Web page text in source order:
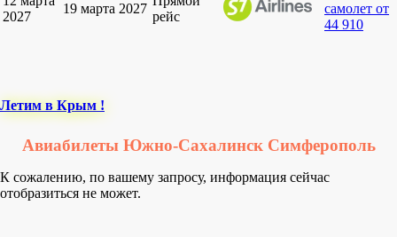
2027
19 марта 2027
рейс
самолет от
44 910
Летим в Крым !
Авиабилеты Южно-Сахалинск Симферополь
К сожалению, по вашему запросу, информация сейчас
отобразиться не может.